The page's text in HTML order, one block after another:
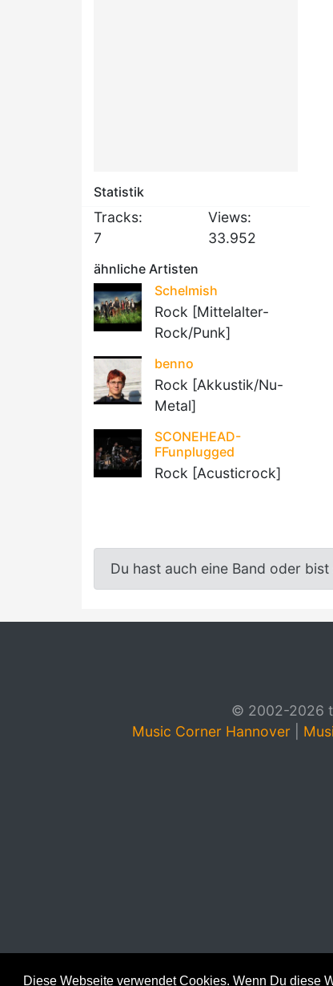
Diese Webseite verwendet Cookies. Wenn Du diese
Statistik
Tracks:
7
Views:
33.952
ähnliche Artisten
Schelmish
Rock [Mittelalter-
Rock/Punk]
benno
Rock [Akkustik/Nu-
Metal]
SCONEHEAD-
FFunplugged
Rock [Acusticrock]
Du hast auch eine Band oder bist
© 2002-2026
Music Corner Hannover